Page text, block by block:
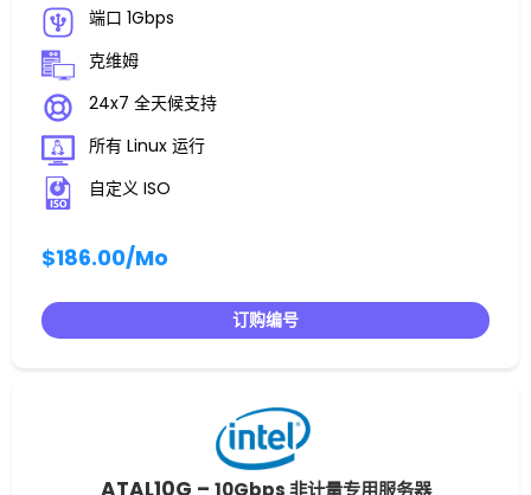
端口 1Gbps
克维姆
24x7 全天候支持
所有 Linux 运行
自定义 ISO
$186.00/Mo
订购编号
ATAL10G – 10Gbps 非计量专用服务器